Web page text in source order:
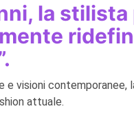
la stilista
visioni contemporanee,
attuale.